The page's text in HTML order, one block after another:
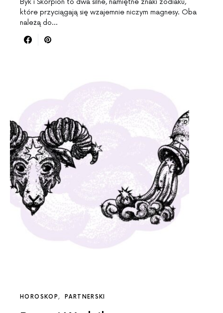
Byk i Skorpion to dwa silne, namiętne znaki zodiaku,
które przyciągają się wzajemnie niczym magnesy. Oba
należą do…
HOROSKOP PARTNERSKI